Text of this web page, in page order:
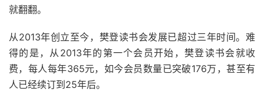
就翻翻。
从2013年创立至今，樊登读书会发展已超过三年时间。难
得的是，从2013年的第一个会员开始，樊登读书会就收
费，每人每年365元，如今会员数量已突破176万，甚至有
人已经续订到25年后。